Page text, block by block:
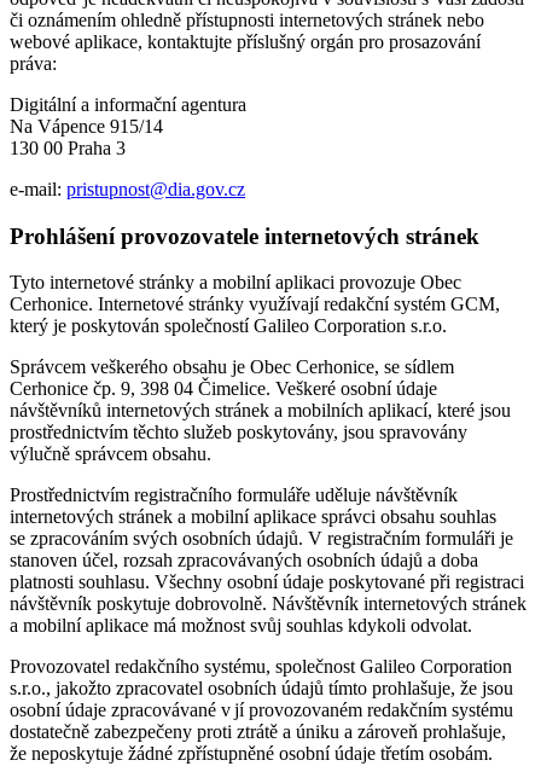
či oznámením ohledně přístupnosti internetových stránek nebo
webové aplikace, kontaktujte příslušný orgán pro prosazování
práva:
Digitální a informační agentura
Na Vápence 915/14
130 00 Praha 3
e-mail: pristupnost@dia.gov.cz
Prohlášení provozovatele internetových stránek
Tyto internetové stránky a mobilní aplikaci provozuje Obec
Cerhonice. Internetové stránky využívají redakční systém GCM,
který je poskytován společností Galileo Corporation s.r.o.
Správcem veškerého obsahu je Obec Cerhonice, se sídlem
Cerhonice čp. 9, 398 04 Čimelice. Veškeré osobní údaje
návštěvníků internetových stránek a mobilních aplikací, které jsou
prostřednictvím těchto služeb poskytovány, jsou spravovány
výlučně správcem obsahu.
Prostřednictvím registračního formuláře uděluje návštěvník
internetových stránek a mobilní aplikace správci obsahu souhlas
se zpracováním svých osobních údajů. V registračním formuláři je
stanoven účel, rozsah zpracovávaných osobních údajů a doba
platnosti souhlasu. Všechny osobní údaje poskytované při registraci
návštěvník poskytuje dobrovolně. Návštěvník internetových stránek
a mobilní aplikace má možnost svůj souhlas kdykoli odvolat.
Provozovatel redakčního systému, společnost Galileo Corporation
s.r.o., jakožto zpracovatel osobních údajů tímto prohlašuje, že jsou
osobní údaje zpracovávané v jí provozovaném redakčním systému
dostatečně zabezpečeny proti ztrátě a úniku a zároveň prohlašuje,
že neposkytuje žádné zpřístupněné osobní údaje třetím osobám.